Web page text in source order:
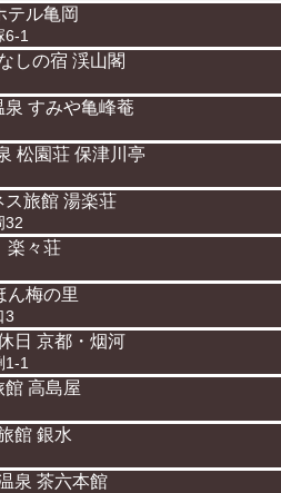
テル亀岡
6-1
しの宿 渓山閣
泉 すみや亀峰菴
松園荘 保津川亭
ス旅館 湯楽荘
32
楽々荘
ん梅の里
3
日 京都・烟河
1-1
館 高島屋
館 銀水
泉 茶六本館